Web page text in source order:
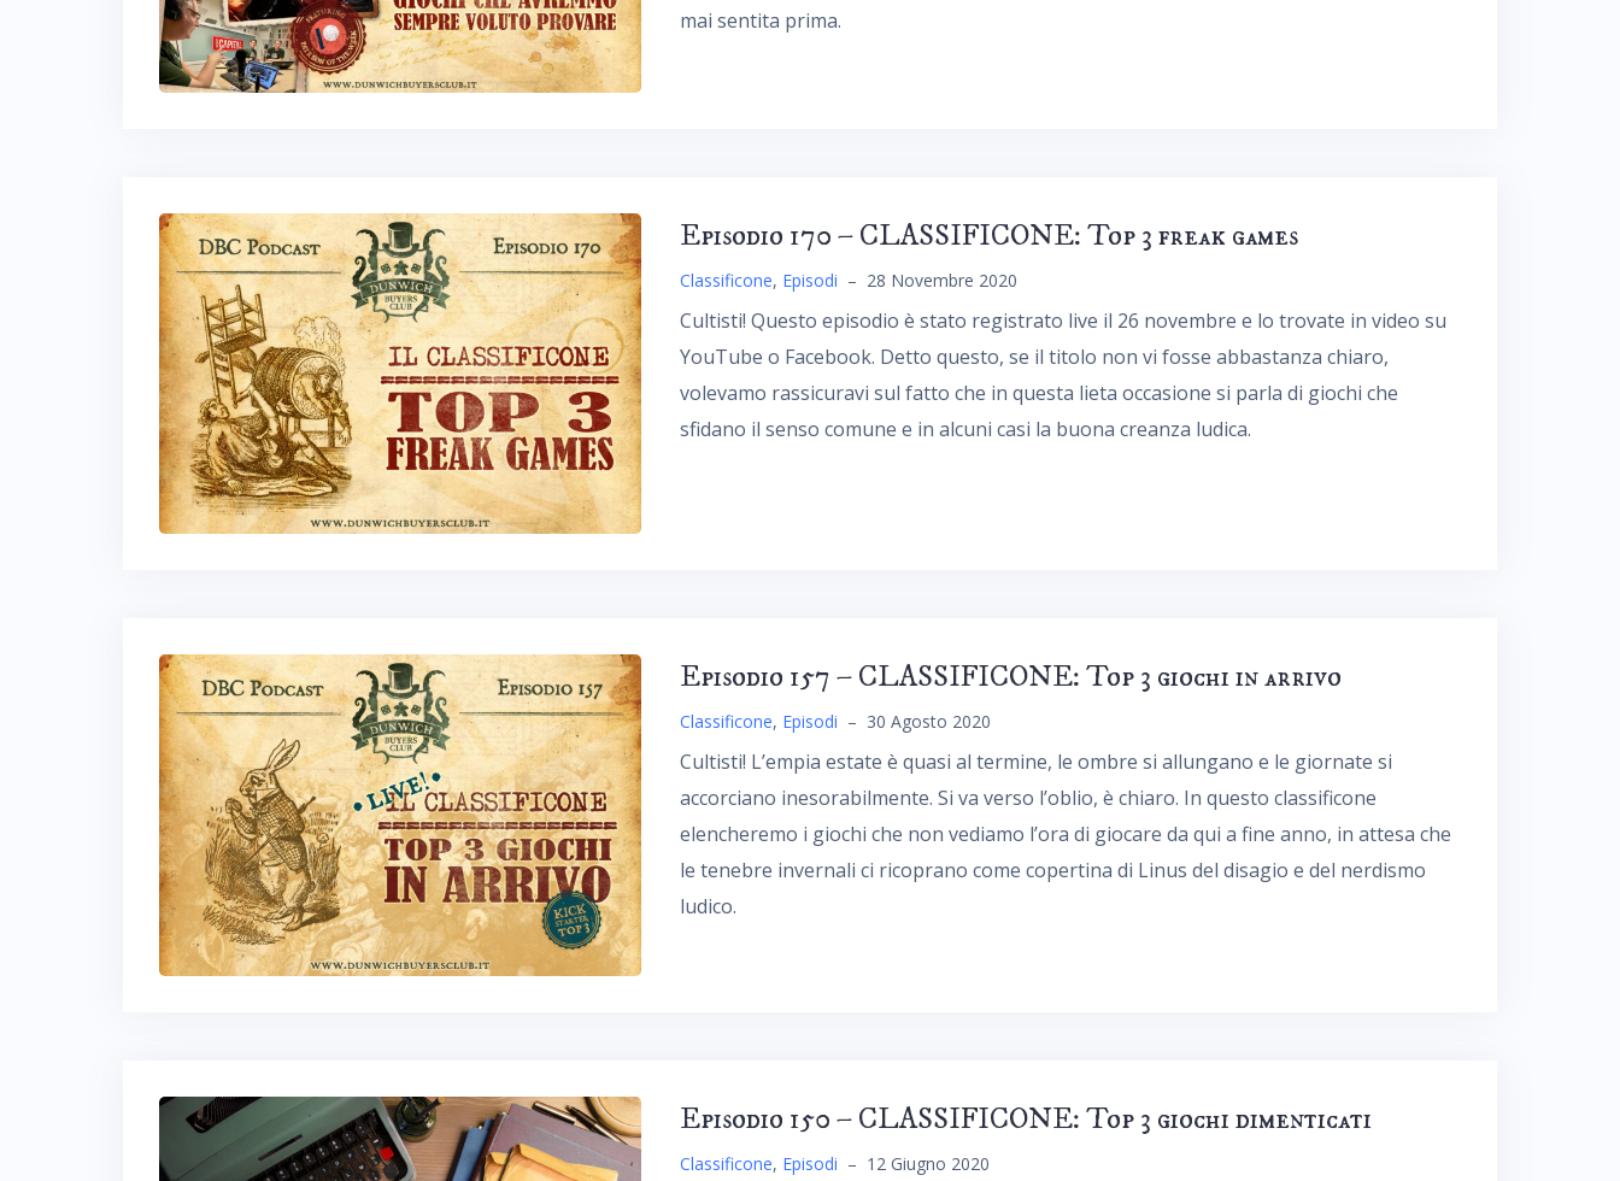
mai sentita prima.
Episodio 170 – CLASSIFICONE: Top 3 freak games
Classificone, Episodi – 28 Novembre 2020
Cultisti! Questo episodio è stato registrato live il 26 novembre e lo trovate in video su
YouTube o Facebook. Detto questo, se il titolo non vi fosse abbastanza chiaro,
volevamo rassicuravi sul fatto che in questa lieta occasione si parla di giochi che
sfidano il senso comune e in alcuni casi la buona creanza ludica.
Episodio 157 – CLASSIFICONE: Top 3 giochi in arrivo
Classificone, Episodi – 30 Agosto 2020
Cultisti! L’empia estate è quasi al termine, le ombre si allungano e le giornate si
accorciano inesorabilmente. Si va verso l’oblio, è chiaro. In questo classificone
elencheremo i giochi che non vediamo l’ora di giocare da qui a fine anno, in attesa che
le tenebre invernali ci ricoprano come copertina di Linus del disagio e del nerdismo
ludico.
Episodio 150 – CLASSIFICONE: Top 3 giochi dimenticati
Classificone, Episodi – 12 Giugno 2020